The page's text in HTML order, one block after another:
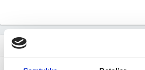
dashboard Virksomhedens datterselskaber